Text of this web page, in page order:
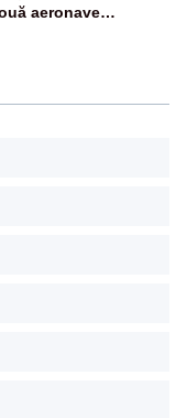
aeronave
au fost ridicate de la